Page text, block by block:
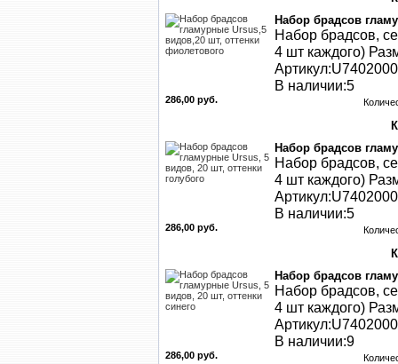
Набор брадсов
Набор брадсов,
4 шт каждого)
В наличии:5
286,00 руб.
Набор брадсов
Набор брадсов,
4 шт каждого)
В наличии:5
286,00 руб.
Набор брадсов
Набор брадсов,
4 шт каждого)
В наличии:9
286,00 руб.